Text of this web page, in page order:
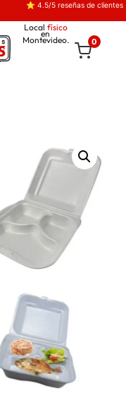
⭐ 4.5/5 reseñas de clientes
Local físico
en
Montevideo. 0